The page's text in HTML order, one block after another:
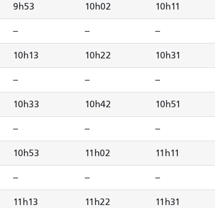
9h53 10h02 10h11
-- -- --
10h13 10h22 10h31
-- -- --
10h33 10h42 10h51
-- -- --
10h53 11h02 11h11
-- -- --
11h13 11h22 11h31